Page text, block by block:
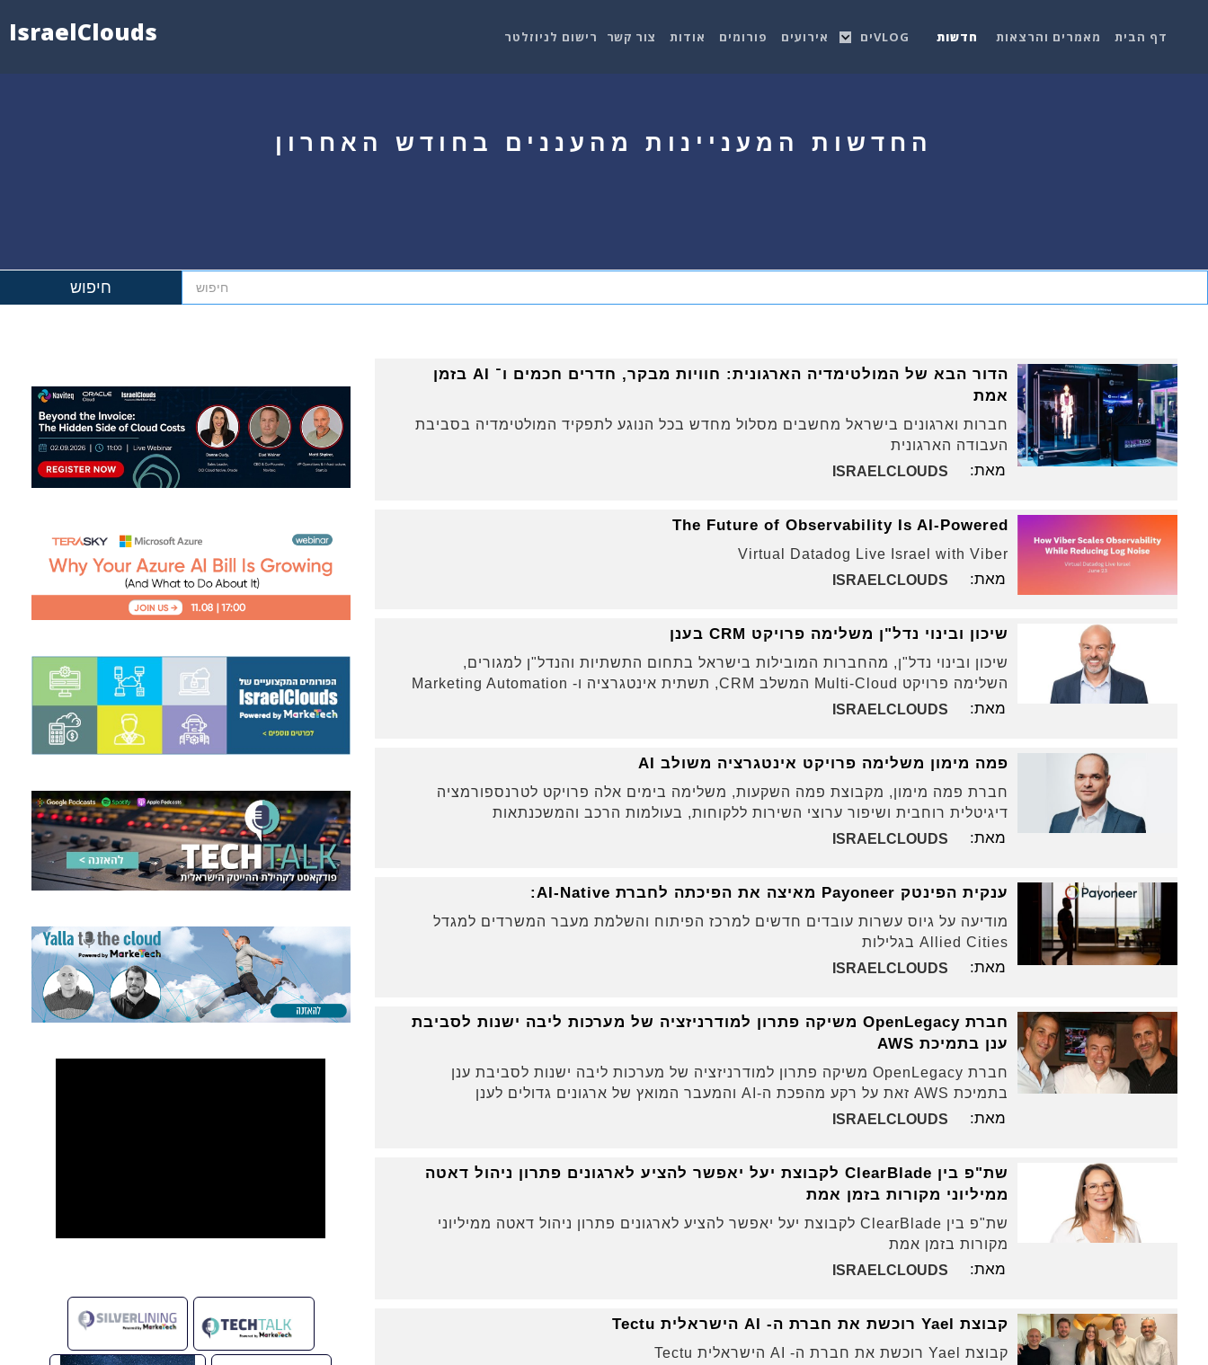
IsraelClouds דף הבית מאמרים והרצאות חדשות VLOGים אירועים פורומים אודות צור קשר רישום לניוזלטר
החדשות המעניינות מהעננים בחודש האחרון
הדור הבא של המולטימדיה הארגונית: חוויות מבקר, חדרים חכמים ו־ AI בזמן
אמת
חברות וארגונים בישראל מחשבים מסלול מחדש בכל הנוגע לתפקיד המולטימדיה בסביבת
העבודה הארגונית
מאת: ISRAELCLOUDS
The Future of Observability Is AI-Powered
Virtual Datadog Live Israel with Viber
מאת: ISRAELCLOUDS
שיכון ובינוי נדל"ן משלימה פרויקט CRM בענן
שיכון ובינוי נדל"ן, מהחברות המובילות בישראל בתחום התשתיות והנדל"ן למגורים,
השלימה פרויקט Multi-Cloud המשלב CRM, תשתית אינטגרציה ו- Marketing Automation
מאת: ISRAELCLOUDS
פמה מימון משלימה פרויקט אינטגרציה משולב AI
חברת פמה מימון, מקבוצת פמה השקעות, משלימה בימים אלה פרויקט לטרנספורמציה
דיגיטלית רוחבית ושיפור ערוצי השירות ללקוחות, בעולמות הרכב והמשכנתאות
מאת: ISRAELCLOUDS
ענקית הפינטק Payoneer מאיצה את הפיכתה לחברת AI-Native:
מודיעה על גיוס עשרות עובדים חדשים למרכז הפיתוח והשלמת מעבר המשרדים למגדל
Allied Cities בגלילות
מאת: ISRAELCLOUDS
חברת OpenLegacy משיקה פתרון למודרניזציה של מערכות ליבה ישנות לסביבת
ענן בתמיכת AWS
חברת OpenLegacy משיקה פתרון למודרניזציה של מערכות ליבה ישנות לסביבת ענן
בתמיכת AWS זאת על רקע מהפכת ה-AI והמעבר המואץ של ארגונים גדולים לענן
מאת: ISRAELCLOUDS
שת"פ בין ClearBlade לקבוצת יעל יאפשר להציע לארגונים פתרון ניהול דאטה
ממיליוני מקורות בזמן אמת
שת"פ בין ClearBlade לקבוצת יעל יאפשר להציע לארגונים פתרון ניהול דאטה ממיליוני
מקורות בזמן אמת
מאת: ISRAELCLOUDS
קבוצת Yael רוכשת את חברת ה- AI הישראלית Tectu
קבוצת Yael רוכשת את חברת ה- AI הישראלית Tectu